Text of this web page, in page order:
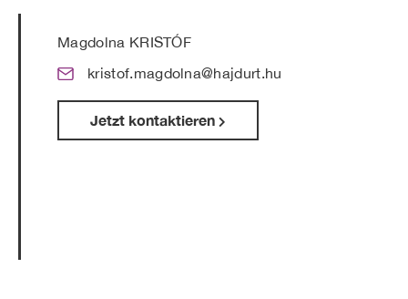
Magdolna KRISTÓF
kristof.magdolna@hajdurt.hu
Jetzt kontaktieren